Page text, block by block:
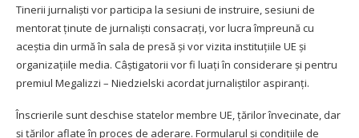
Tinerii jurnaliști vor participa la sesiuni de instruire, sesiuni de
mentorat ținute de jurnaliști consacrați, vor lucra împreună cu
aceștia din urmă în sala de presă și vor vizita instituțiile UE și
organizațiile media. Câștigatorii vor fi luați în considerare și pentru
premiul Megalizzi – Niedzielski acordat jurnaliștilor aspiranți.
Înscrierile sunt deschise statelor membre UE, țărilor învecinate, dar
și țărilor aflate în proces de aderare. Formularul și condițiile de